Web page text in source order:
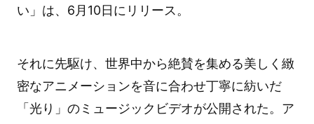
い」は、6月10日にリリース。
それに先駆け、世界中から絶賛を集める美しく緻
密なアニメーションを音に合わせ丁寧に紡いだ
「光り」のミュージックビデオが公開された。ア